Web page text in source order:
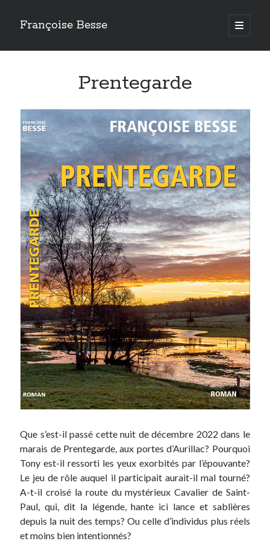
Françoise Besse
open
primary
Sidebar
Requiem à Laroquebrou
Le silence des cascades
Saint Bourrou et le trésor d’Hélyon
Coup de Lune dans les Palanges
La Fiancée du barrage
Les Loups de Saint-Chély
La cousinade à Tournemire
Les Sirènes du lac
Prentegarde
Nouveau: La Faute de Lucien Feugerolles
Prentegarde
Que s’est-il passé cette nuit de décembre 2022 dans le
marais de Prentegarde, aux portes d’Aurillac? Pourquoi
Tony est-il ressorti les yeux exorbités par l’épouvante?
Le jeu de rôle auquel il participait aurait-il mal tourné?
A-t-il croisé la route du mystérieux Cavalier de Saint-
Paul, qui, dit la légende, hante ici lance et sablières
depuis la nuit des temps? Ou celle d’individus plus réels
et moins bien intentionnés?